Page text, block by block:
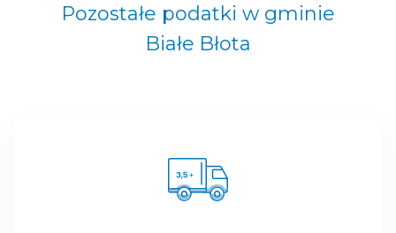
Pozostałe podatki w gminie
Białe Błota